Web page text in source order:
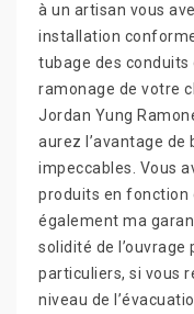
à un artisan vous
installation
tubage des
ramonage de votre
Jordan Yung
aurez l’avantage
impeccables. Vous
produits en fonction
également ma
solidité de
particuliers, si vous
niveau de